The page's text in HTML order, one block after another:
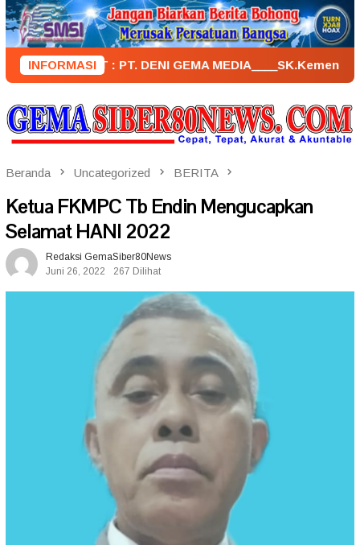
Loncat
ke
konten
INFORMASI
: PT. DENI GEMA MEDIA____SK.KemenkumHam :
Beranda Uncategorized BERITA
Ketua FKMPC Tb Endin Mengucapkan
Selamat HANI 2022
Redaksi GemaSiber80News
Juni 26, 2022
267 Dilihat